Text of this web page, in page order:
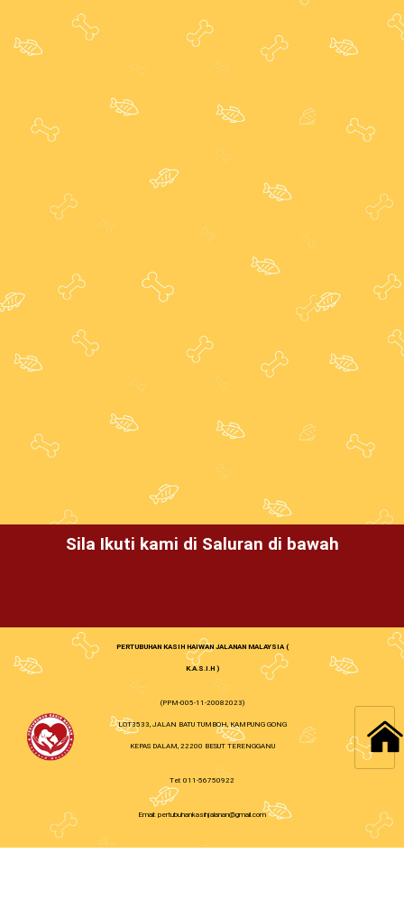
Sila Ikuti kami di Saluran di bawah
PERTUBUHAN KASIH HAIWAN JALANAN MALAYSIA (
K.A.S.I.H )
(PPM-005-11-20082023)
LOT3533, JALAN BATU TUMBOH, KAMPUNG GONG
KEPAS DALAM, 22200 BESUT TERENGGANU
Tel: 011-56750922
Email: pertubuhankasihjalanan@gmail.com